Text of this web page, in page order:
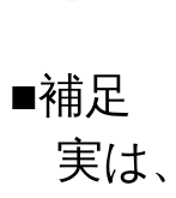
■補足
実は